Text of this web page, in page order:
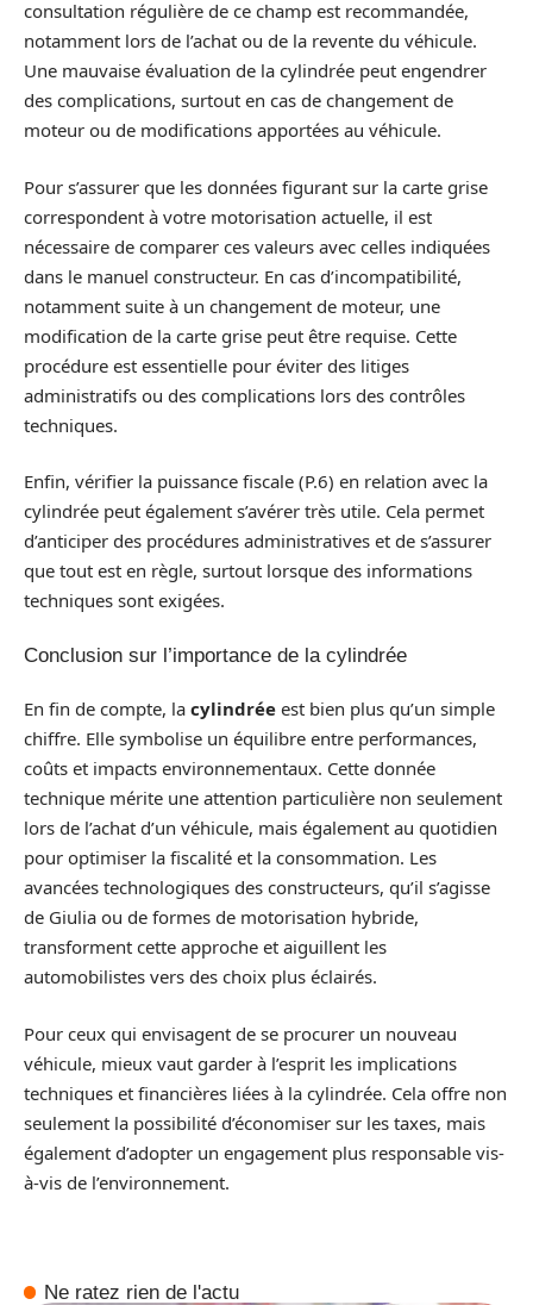
consultation régulière de ce champ est recommandée,
notamment lors de l’achat ou de la revente du véhicule.
Une mauvaise évaluation de la cylindrée peut engendrer
des complications, surtout en cas de changement de
moteur ou de modifications apportées au véhicule.
Pour s’assurer que les données figurant sur la carte grise
correspondent à votre motorisation actuelle, il est
nécessaire de comparer ces valeurs avec celles indiquées
dans le manuel constructeur. En cas d’incompatibilité,
notamment suite à un changement de moteur, une
modification de la carte grise peut être requise. Cette
procédure est essentielle pour éviter des litiges
administratifs ou des complications lors des contrôles
techniques.
Enfin, vérifier la puissance fiscale (P.6) en relation avec la
cylindrée peut également s’avérer très utile. Cela permet
d’anticiper des procédures administratives et de s’assurer
que tout est en règle, surtout lorsque des informations
techniques sont exigées.
Conclusion sur l’importance de la cylindrée
En fin de compte, la cylindrée est bien plus qu’un simple
chiffre. Elle symbolise un équilibre entre performances,
coûts et impacts environnementaux. Cette donnée
technique mérite une attention particulière non seulement
lors de l’achat d’un véhicule, mais également au quotidien
pour optimiser la fiscalité et la consommation. Les
avancées technologiques des constructeurs, qu’il s’agisse
de Giulia ou de formes de motorisation hybride,
transforment cette approche et aiguillent les
automobilistes vers des choix plus éclairés.
Pour ceux qui envisagent de se procurer un nouveau
véhicule, mieux vaut garder à l’esprit les implications
techniques et financières liées à la cylindrée. Cela offre non
seulement la possibilité d’économiser sur les taxes, mais
également d’adopter un engagement plus responsable vis-
à-vis de l’environnement.
Ne ratez rien de l'actu